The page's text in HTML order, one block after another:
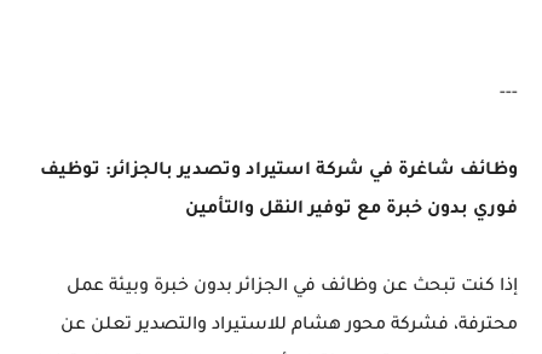
---
وظائف شاغرة في شركة استيراد وتصدير بالجزائر: توظيف
فوري بدون خبرة مع توفير النقل والتأمين
إذا كنت تبحث عن وظائف في الجزائر بدون خبرة وبيئة عمل
محترفة، فشركة محور هشام للاستيراد والتصدير تعلن عن